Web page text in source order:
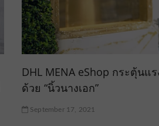
DHL MENA eShop กระตุ้นแ
ด้วย “นิ้วนางเอก”
September 17, 2021